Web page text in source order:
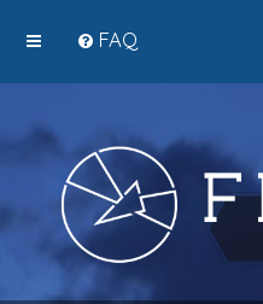
FAQ